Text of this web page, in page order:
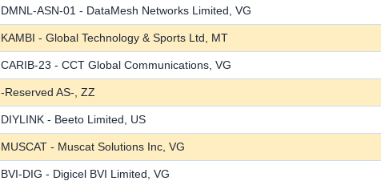
DMNL-ASN-01 - DataMesh Networks Limited, VG
KAMBI - Global Technology & Sports Ltd, MT
CARIB-23 - CCT Global Communications, VG
-Reserved AS-, ZZ
DIYLINK - Beeto Limited, US
MUSCAT - Muscat Solutions Inc, VG
BVI-DIG - Digicel BVI Limited, VG